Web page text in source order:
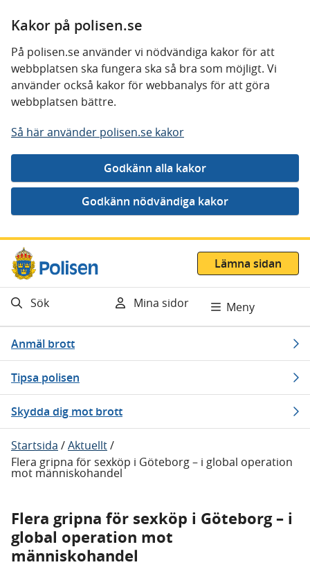
Kakor på polisen.se
På polisen.se använder vi nödvändiga kakor för att
webbplatsen ska fungera ska så bra som möjligt. Vi
använder också kakor för webbanalys för att göra
webbplatsen bättre.
Så här använder polisen.se kakor
Gå direkt till innehåll
Lämna sidan
Sök Mina sidor Meny
Anmäl brott
Tipsa polisen
Skydda dig mot brott
Startsida /Aktuellt/
Flera gripna för sexköp i Göteborg – i global operation
mot människohandel
Flera gripna för sexköp i Göteborg – i
global operation mot
människohandel